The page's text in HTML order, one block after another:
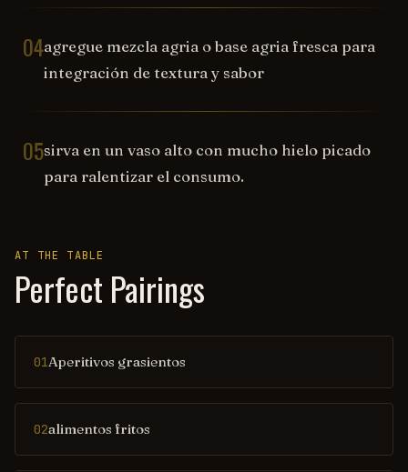
04agregue mezcla agria o base agria fresca para
integración de textura y sabor
05sirva en un vaso alto con mucho hielo picado
para ralentizar el consumo.
AT THE TABLE
Perfect Pairings
01Aperitivos grasientos
02alimentos fritos